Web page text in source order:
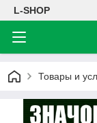
L-SHOP
Товары и